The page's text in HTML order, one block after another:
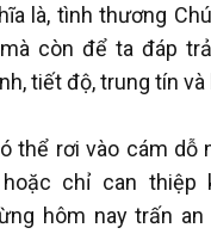
là, tình thương
còn để ta đáp
tiết độ, trung tín và
thể rơi vào cám dỗ
hoặc chỉ can thiệp
hôm nay trấn an